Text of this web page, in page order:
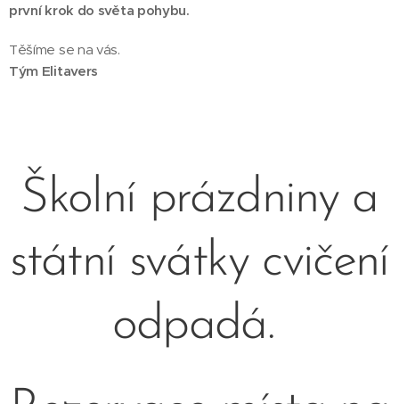
první krok do světa pohybu.
Těšíme se na vás.
Tým Elitavers
Školní prázdniny a
státní svátky cvičení
odpadá.